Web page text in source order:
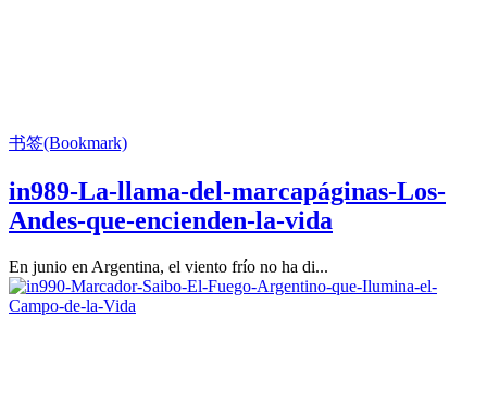
书签(Bookmark)
in989-La-llama-del-marcapáginas-Los-
Andes-que-encienden-la-vida
En junio en Argentina, el viento frío no ha di...